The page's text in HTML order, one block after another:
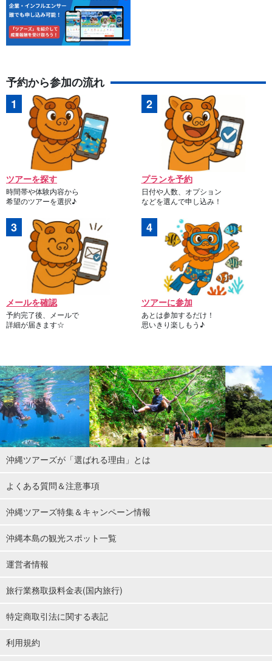
予約から参加の流れ
ツアーを探す
時間帯や体験内容から
希望のツアーを選択♪
プランを予約
日付や人数、オプション
などを選んで申し込み！
メールを確認
予約完了後、メールで
詳細が届きます☆
ツアーに参加
あとは参加するだけ！
思いきり楽しもう♪
沖縄ツアーズが「選ばれる理由」とは
よくある質問＆注意事項
沖縄ツアーズ特集＆キャンペーン情報
沖縄本島の観光スポット一覧
運営者情報
旅行業務取扱料金表(国内旅行)
特定商取引法に関する表記
利用規約